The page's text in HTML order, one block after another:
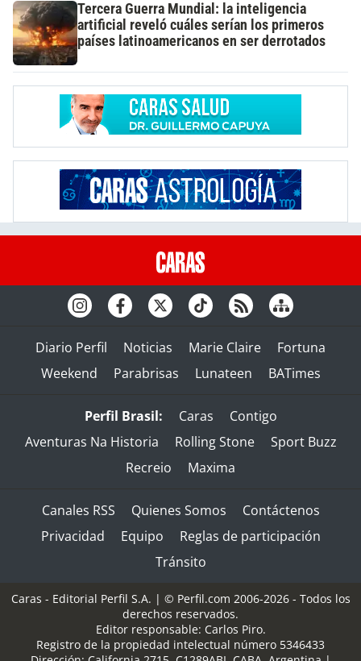
Tercera Guerra Mundial: la inteligencia
artificial reveló cuáles serían los primeros
países latinoamericanos en ser derrotados
Diario Perfil Noticias Marie Claire
Fortuna
Weekend
Parabrisas Lunateen BATimes
Perfil Brasil: Caras
Contigo
Aventuras Na Historia
Rolling Stone
Sport Buzz
Recreio
Maxima
Canales RSS Quienes Somos
Contáctenos
Privacidad
Equipo
Reglas de participación
Tránsito
Caras - Editorial Perfil S.A. | © Perfil.com 2006-2026 - Todos los
derechos reservados.
Editor responsable: Carlos Piro.
Registro de la propiedad intelectual número 5346433